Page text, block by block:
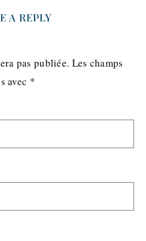
A REPLY
pas publiée. Les champs
avec *